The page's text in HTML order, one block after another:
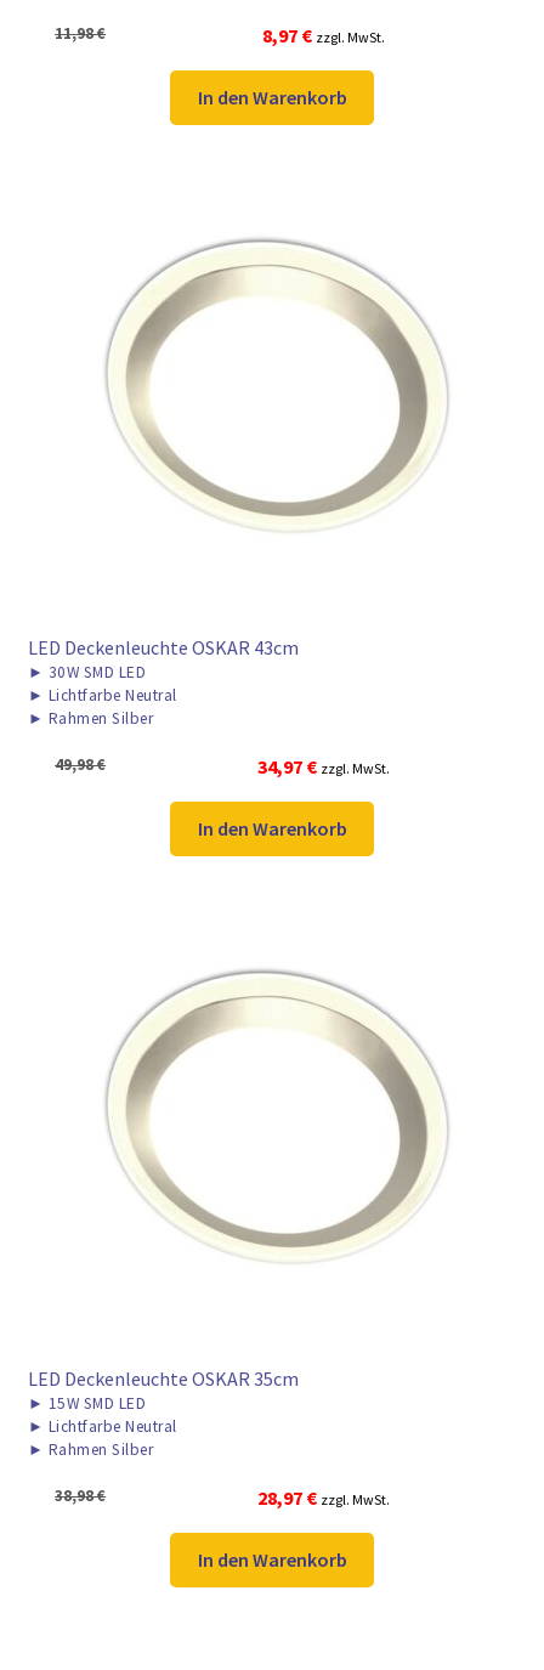
11,98€
Ursprünglicher
war:
11,98 €
8,97 €Aktueller
ist:
8,97 €.
zzgl. MwSt.
In den Warenkorb
LED Deckenleuchte OSKAR 43cm
► 30W SMD LED
► Lichtfarbe Neutral
► Rahmen Silber
49,98€
Ursprünglicher
war:
49,98 €
34,97 €Aktueller
ist:
34,97 €.
zzgl. MwSt.
In den Warenkorb
LED Deckenleuchte OSKAR 35cm
► 15W SMD LED
► Lichtfarbe Neutral
► Rahmen Silber
38,98€
Ursprünglicher
war:
38,98 €
28,97 €Aktueller
ist:
28,97 €.
zzgl. MwSt.
In den Warenkorb